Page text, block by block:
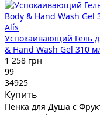
Alís
Успокаивающий Гель
& Hand Wash Gel 310
1 258 грн
99
34925
Купить
Пенка для Душа с